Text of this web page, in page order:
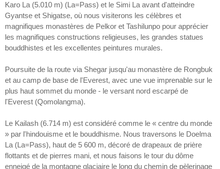
Karo La (5.010 m) (La=Pass) et le Simi La avant d'atteindre
Gyantse et Shigatse, où nous visiterons les célèbres et
magnifiques monastères de Pelkor et Tashilunpo pour apprécier
les magnifiques constructions religieuses, les grandes statues
bouddhistes et les excellentes peintures murales.
Poursuite de la route via Shegar jusqu'au monastère de Rongbuk
et au camp de base de l'Everest, avec une vue imprenable sur le
plus haut sommet du monde - le versant nord escarpé de
l'Everest (Qomolangma).
Le Kailash (6.714 m) est considéré comme le « centre du monde
» par l'hindouisme et le bouddhisme. Nous traversons le Doelma
La (La=Pass), haut de 5 600 m, décoré de drapeaux de prière
flottants et de pierres mani, et nous faisons le tour du dôme
enneigé de la montagne glaciaire le long du chemin de pèlerinage